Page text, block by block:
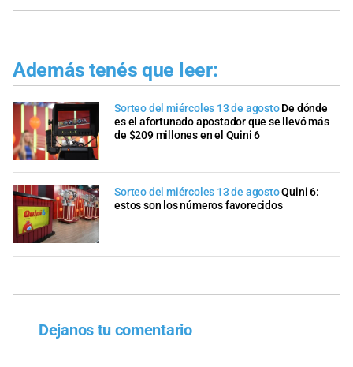
Además tenés que leer:
Sorteo del miércoles 13 de agosto De dónde
es el afortunado apostador que se llevó más
de $209 millones en el Quini 6
Sorteo del miércoles 13 de agostoQuini 6:
estos son los números favorecidos
Dejanos tu comentario